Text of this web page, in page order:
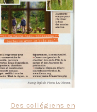
Des collégiens en